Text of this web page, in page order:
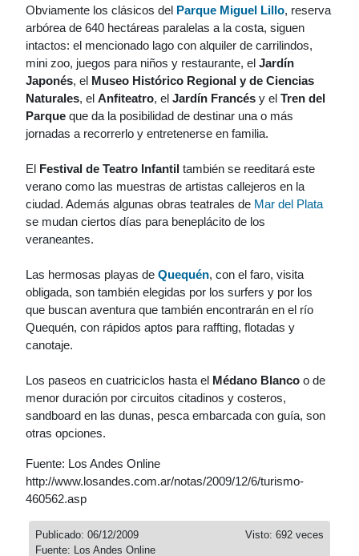
Obviamente los clásicos del Parque Miguel Lillo, reserva
arbórea de 640 hectáreas paralelas a la costa, siguen
intactos: el mencionado lago con alquiler de carrilindos,
mini zoo, juegos para niños y restaurante, el Jardín
Japonés, el Museo Histórico Regional y de Ciencias
Naturales, el Anfiteatro, el Jardín Francés y el Tren del
Parque que da la posibilidad de destinar una o más
jornadas a recorrerlo y entretenerse en familia.
El Festival de Teatro Infantil también se reeditará este
verano como las muestras de artistas callejeros en la
ciudad. Además algunas obras teatrales de Mar del Plata
se mudan ciertos días para beneplácito de los
veraneantes.
Las hermosas playas de Quequén, con el faro, visita
obligada, son también elegidas por los surfers y por los
que buscan aventura que también encontrarán en el río
Quequén, con rápidos aptos para raffting, flotadas y
canotaje.
Los paseos en cuatriciclos hasta el Médano Blanco o de
menor duración por circuitos citadinos y costeros,
sandboard en las dunas, pesca embarcada con guía, son
otras opciones.
Fuente: Los Andes Online
http://www.losandes.com.ar/notas/2009/12/6/turismo-
460562.asp
Visto: 692 veces
Publicado: 06/12/2009
Fuente: Los Andes Online